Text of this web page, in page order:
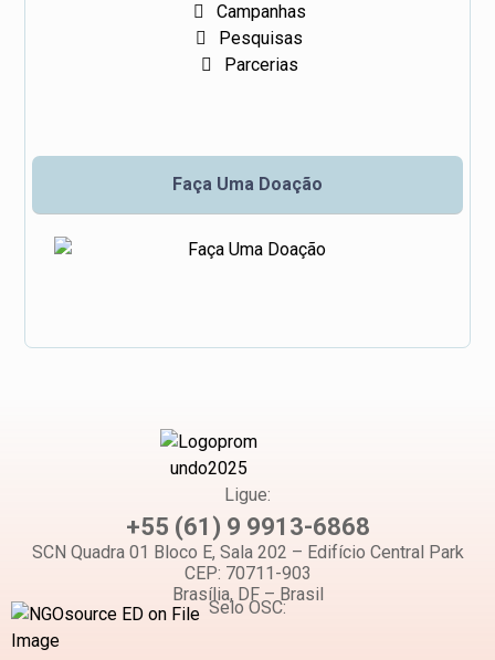
Campanhas
Pesquisas
Parcerias
Faça Uma Doação
Ligue:
+55 (61) 9 9913-6868
SCN Quadra 01 Bloco E, Sala 202 – Edifício Central Park
CEP: 70711-903
Brasília, DF – Brasil
Selo OSC: